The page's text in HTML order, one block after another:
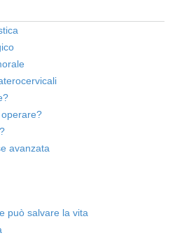
avanzata
può salvare la vita